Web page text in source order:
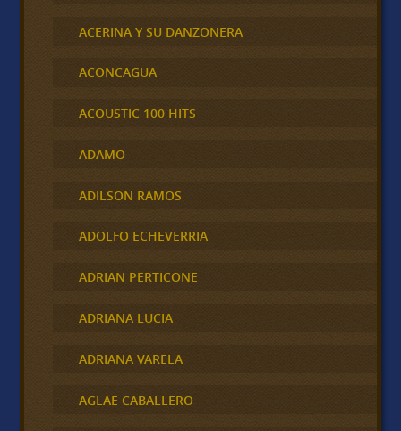
ACERINA Y SU DANZONERA
ACONCAGUA
ACOUSTIC 100 HITS
ADAMO
ADILSON RAMOS
ADOLFO ECHEVERRIA
ADRIAN PERTICONE
ADRIANA LUCIA
ADRIANA VARELA
AGLAE CABALLERO